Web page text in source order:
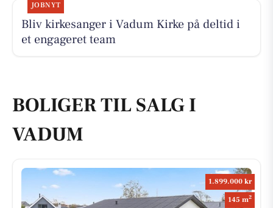
JOBNYT
Bliv kirkesanger i Vadum Kirke på deltid i
et engageret team
BOLIGER TIL SALG I
VADUM
1.899.000 kr
145 m2